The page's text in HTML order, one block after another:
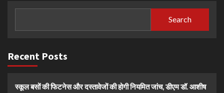
Search
Recent Posts
स्कूल बसों की फिटनेस और दस्तावेजों की होगी नियमित जांच, डीएम डॉ. आशीष